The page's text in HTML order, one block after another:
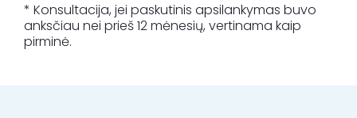
* Konsultacija, jei paskutinis apsilankymas buvo
anksčiau nei prieš 12 mėnesių, vertinama kaip
pirminė.